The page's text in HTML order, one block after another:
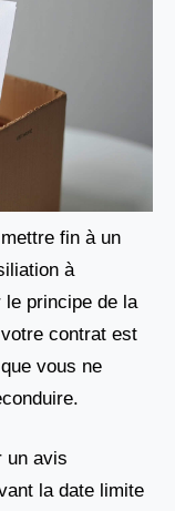
fin à un
à
principe de la
contrat est
vous ne
un avis
la date limite